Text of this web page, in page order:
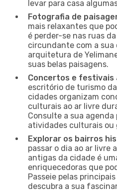
levar para casa
Fotografia de
mais relaxantes que
é perder-se nas ruas
circundante com a sua
arquitetura de
suas belas paisagens.
Concertos e festivais
escritório de turismo
cidades organizam
culturais ao ar livre
Consulte a sua
atividades culturais ou
Explorar os bairros
passar o dia ao ar livre
antigas da cidade é
enriquecedoras que
Passeie pelas
descubra a sua